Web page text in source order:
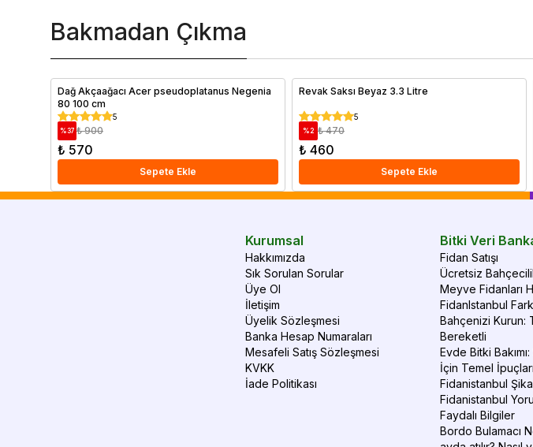
verimli ve sağlıklı meyve
Bakmadan Çıkma
Dağ Akçaağacı Acer pseudoplatanus Negenia
80 100 cm
5
%37 ₺ 900
₺ 570
Sepete Ekle
Revak Saksı Beyaz 3.3 Litre
5
%2 ₺ 470
₺ 460
Sepete Ekle
Kurumsal
Hakkımızda
Sık Sorulan Sorular
Üye Ol
İletişim
Üyelik Sözleşmesi
Banka Hesap Numaraları
Mesafeli Satış Sözleşmesi
KVKK
İade Politikası
Bitki Veri
Fidan Satışı
Ücretsiz
Meyve Fidanları
FidanIstanbul
Bahçenizi Kurun:
Bereketli
Evde Bitki
İçin Temel İpuçları
Fidanistanbul
Fidanistanbul
Faydalı Bilgiler
Bordo Bulamacı